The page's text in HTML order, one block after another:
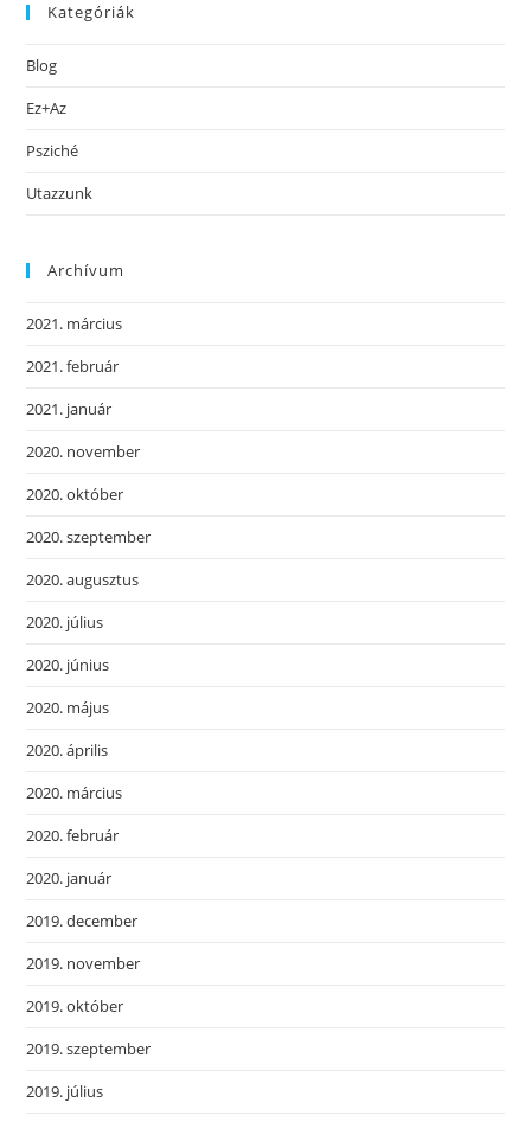
Kategóriák
Blog
Ez+Az
Psziché
Utazzunk
Archívum
2021. március
2021. február
2021. január
2020. november
2020. október
2020. szeptember
2020. augusztus
2020. július
2020. június
2020. május
2020. április
2020. március
2020. február
2020. január
2019. december
2019. november
2019. október
2019. szeptember
2019. július